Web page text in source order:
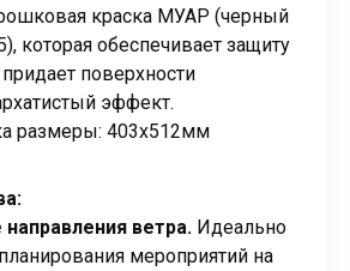
краска МУАР (черный
которая обеспечивает защиту
поверхности
эффект.
размеры: 403х512мм
ветра. Идеально
мероприятий на